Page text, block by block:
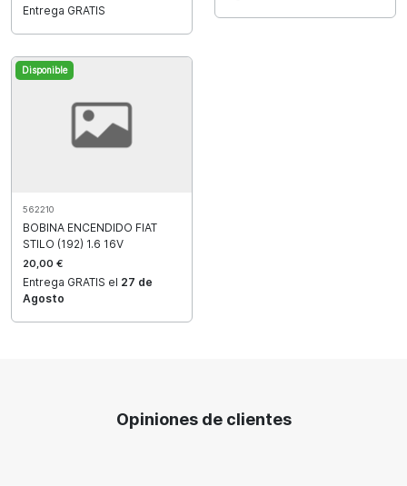
Entrega GRATIS
Disponible
562210
BOBINA ENCENDIDO FIAT
STILO (192) 1.6 16V
20,00 €
Entrega GRATIS el 27 de
Agosto
Opiniones de clientes